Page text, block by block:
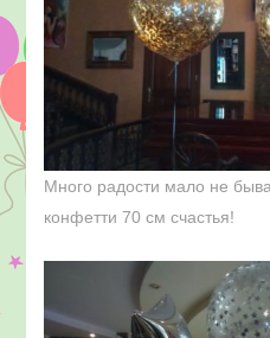
Много радости мало не
конфетти 70 см счастья!